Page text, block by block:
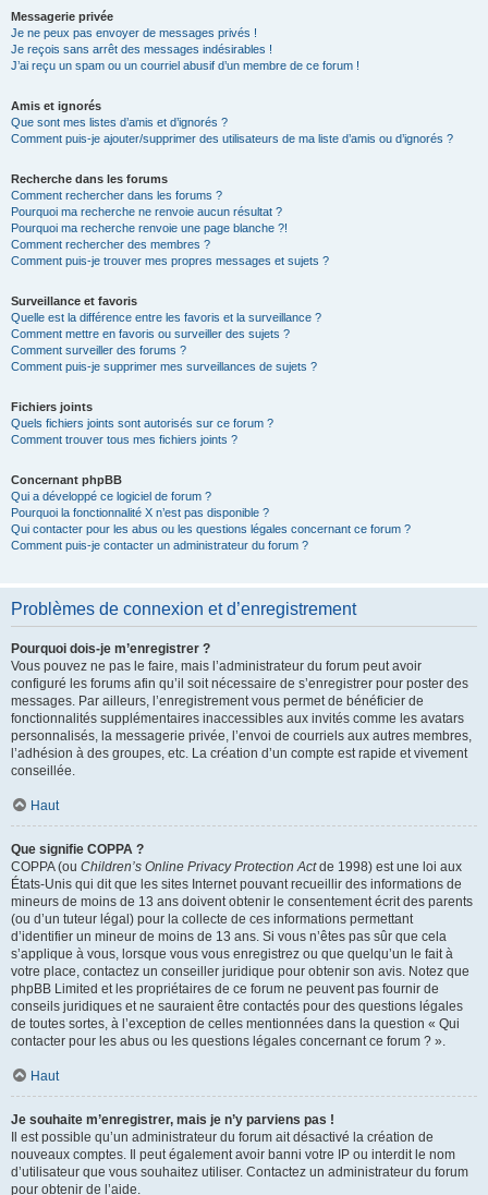
Messagerie privée
Je ne peux pas envoyer de messages privés !
Je reçois sans arrêt des messages indésirables !
J’ai reçu un spam ou un courriel abusif d’un membre de ce forum !
Amis et ignorés
Que sont mes listes d’amis et d’ignorés ?
Comment puis-je ajouter/supprimer des utilisateurs de ma liste d’amis ou d’ignorés ?
Recherche dans les forums
Comment rechercher dans les forums ?
Pourquoi ma recherche ne renvoie aucun résultat ?
Pourquoi ma recherche renvoie une page blanche ?!
Comment rechercher des membres ?
Comment puis-je trouver mes propres messages et sujets ?
Surveillance et favoris
Quelle est la différence entre les favoris et la surveillance ?
Comment mettre en favoris ou surveiller des sujets ?
Comment surveiller des forums ?
Comment puis-je supprimer mes surveillances de sujets ?
Fichiers joints
Quels fichiers joints sont autorisés sur ce forum ?
Comment trouver tous mes fichiers joints ?
Concernant phpBB
Qui a développé ce logiciel de forum ?
Pourquoi la fonctionnalité X n’est pas disponible ?
Qui contacter pour les abus ou les questions légales concernant ce forum ?
Comment puis-je contacter un administrateur du forum ?
Problèmes de connexion et d’enregistrement
Pourquoi dois-je m’enregistrer ?
Vous pouvez ne pas le faire, mais l’administrateur du forum peut avoir
configuré les forums afin qu’il soit nécessaire de s’enregistrer pour poster des
messages. Par ailleurs, l’enregistrement vous permet de bénéficier de
fonctionnalités supplémentaires inaccessibles aux invités comme les avatars
personnalisés, la messagerie privée, l’envoi de courriels aux autres membres,
l’adhésion à des groupes, etc. La création d’un compte est rapide et vivement
conseillée.
Haut
Que signifie COPPA ?
COPPA (ou Children’s Online Privacy Protection Actde 1998) est une loi aux
États-Unis qui dit que les sites Internet pouvant recueillir des informations de
mineurs de moins de 13 ans doivent obtenir le consentement écrit des parents
(ou d’un tuteur légal) pour la collecte de ces informations permettant
d’identifier un mineur de moins de 13 ans. Si vous n’êtes pas sûr que cela
s’applique à vous, lorsque vous vous enregistrez ou que quelqu’un le fait à
votre place, contactez un conseiller juridique pour obtenir son avis. Notez que
phpBB Limited et les propriétaires de ce forum ne peuvent pas fournir de
conseils juridiques et ne sauraient être contactés pour des questions légales
de toutes sortes, à l’exception de celles mentionnées dans la question « Qui
contacter pour les abus ou les questions légales concernant ce forum ? ».
Haut
Je souhaite m’enregistrer, mais je n’y parviens pas !
Il est possible qu’un administrateur du forum ait désactivé la création de
nouveaux comptes. Il peut également avoir banni votre IP ou interdit le nom
d’utilisateur que vous souhaitez utiliser. Contactez un administrateur du forum
pour obtenir de l’aide.